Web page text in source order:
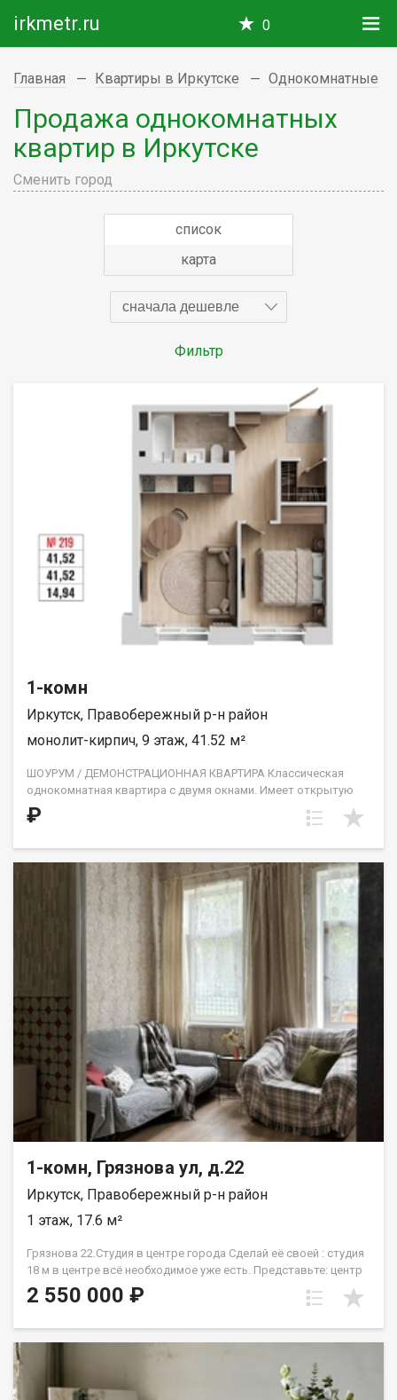
irkmetr.ru 0
Главная Квартиры в Иркутске Однокомнатные
Продажа однокомнатных
квартир в Иркутске
Сменить город
список
карта
сначала дешевле
Фильтр
1-комн
Иркутск, Правобережный р-н район
монолит-кирпич, 9 этаж, 41.52 м²
ШОУРУМ / ДЕМОНСТРАЦИОННАЯ КВАРТИРА Классическая
однокомнатная квартира с двумя окнами. Имеет открытую
планировку без перегородок. Расположение окон на юго-
восток. Санузел совмещён. В части чётных этажей (с 4-го по
качестве инвестиций. ШОУРУМ – демонстрационная квартира
с готовым ремонтом и обстановкой, где можно «примерить»
жилье на себя. В шоуруме проще понять, достаточно ли будет
места и комфорта для вашего жизненного сценария.
Запишитесь на просмотр по тел. (3952) 22-77-77 и лично
оцените качество наших проектов. ООО СЗ «ДЕСС-Инвест»
(Группа строительных компаний «Восток Центр Иркутск»)
₽
1-комн, Грязнова ул, д.22
Иркутск, Правобережный р-н район
1 этаж, 17.6 м²
Грязнова 22.Студия в центре города Сделай её своей : студия
18 м в центре всё необходимое уже есть. Представьте: центр
Иркутска, а у вас своя небольшая, но уютная студия.Здесь
уже есть главное: центральное отопление и вода, личный
Единственное, что предстоит финишная отделка. Вы не
переделываете за кем-то, а создаёте пространство с
нуля.Идеально для старта или сдачи в аренду.
2 550 000 ₽